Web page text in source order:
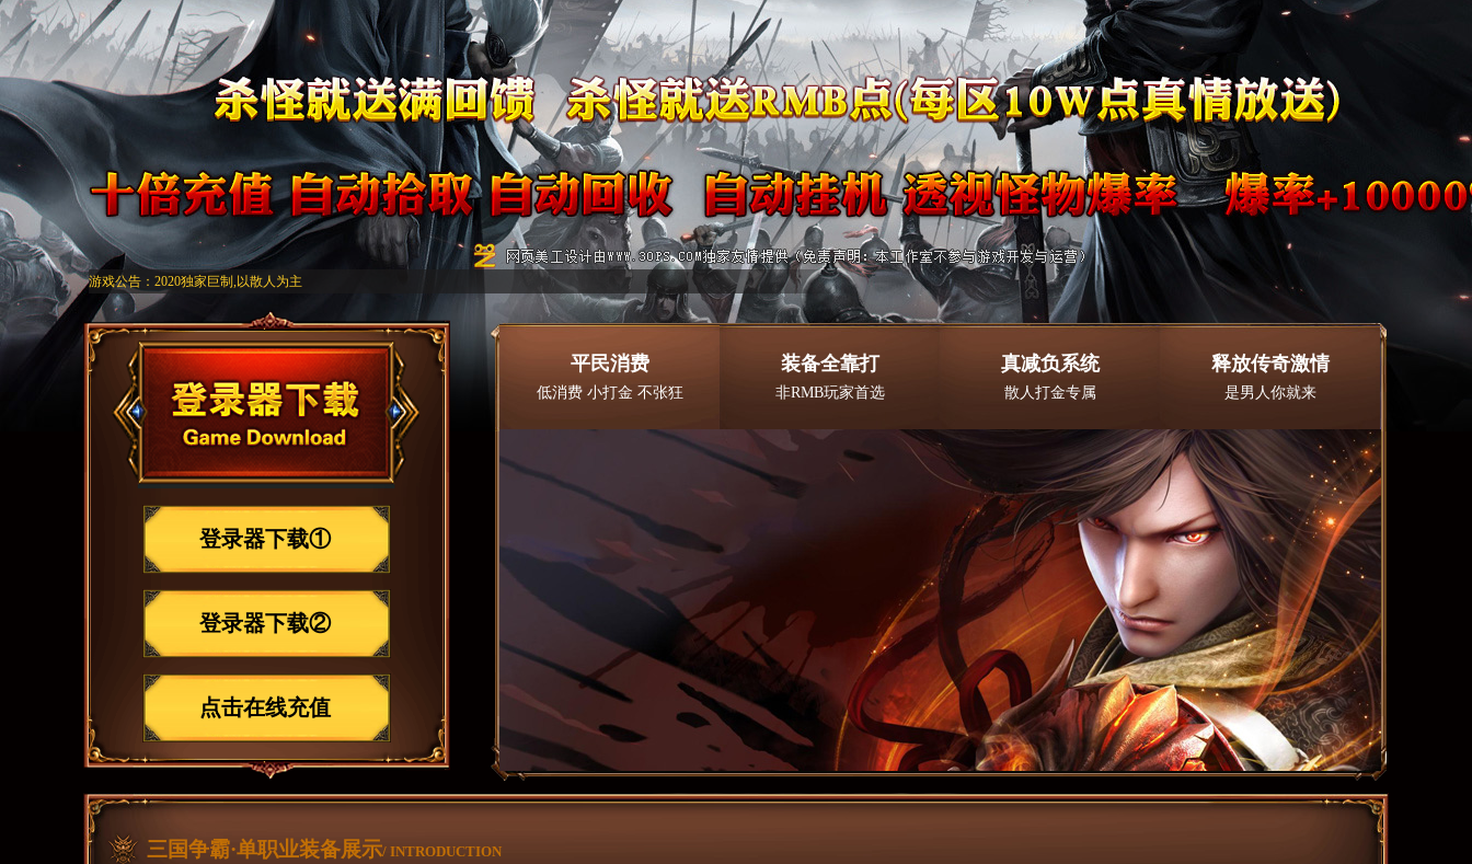
游戏公告：2020独家巨制,以散人为主
激情。稳定。长久
激情。稳定。长久
激情。稳定。长久
平民消费
低消费 小打金 不张狂
装备全靠打
非RMB玩家首选
真减负系统
散人打金专属
释放传奇激情
是男人你就来
登录器下载①
登录器下载②
点击在线充值
三国争霸·单职业装备展示/ INTRODUCTION